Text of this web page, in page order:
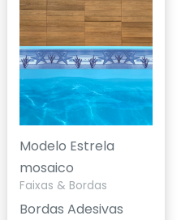
Modelo Estrela
mosaico
Faixas & Bordas
Bordas Adesivas